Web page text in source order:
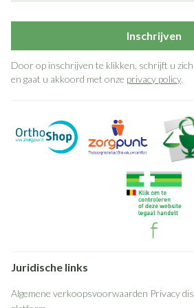
Inschrijven
Door op inschrijven te klikken, schrijft u
en gaat u akkoord met onze privacy policy.
Juridische links
Algemene verkoopsvoorwaarden Privacy